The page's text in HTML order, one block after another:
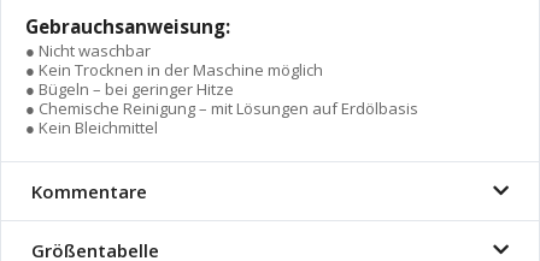
Gebrauchsanweisung:
● Nicht waschbar
● Kein Trocknen in der Maschine möglich
● Bügeln – bei geringer Hitze
● Chemische Reinigung – mit Lösungen auf Erdölbasis
● Kein Bleichmittel
Kommentare
Größentabelle